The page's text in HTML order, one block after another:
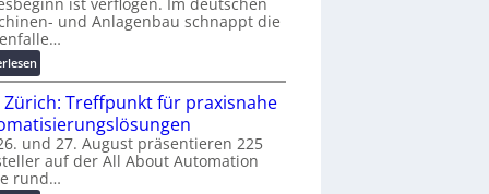
und Anlagenbau schnappt die
:
K
M
U
i
n
d
Zürich: Treffpunkt für praxisnahe
und 27. August präsentieren 225
auf der All About Automation
rund…